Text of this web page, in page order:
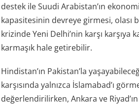
destek ile Suudi Arabistan’ın
kapasitesinin devreye girmesi, olası
krizinde Yeni Delhi’nin karşı karşıya
karmaşık hale getirebilir.
Hindistan’ın Pakistan’la
karşısında yalnızca İslamabad’ı
değerlendirilirken, Ankara ve Riyad’ın